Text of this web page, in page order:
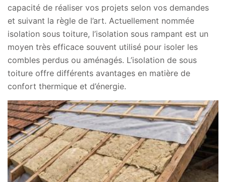
capacité de réaliser vos projets selon vos demandes
et suivant la règle de l’art. Actuellement nommée
isolation sous toiture, l’isolation sous rampant est un
moyen très efficace souvent utilisé pour isoler les
combles perdus ou aménagés. L’isolation de sous
toiture offre différents avantages en matière de
confort thermique et d’énergie.